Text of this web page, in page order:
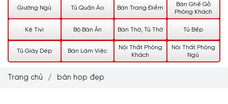
Giường Ngủ Tủ Quần Áo Bàn Trang Điểm
Bàn Ghế Gỗ
Phòng Khách
Kệ Tivi Bộ Bàn Ăn Bàn Thờ, Tủ Thờ Tủ Bếp
Tủ Giày Dép Bàn Làm Việc
Nội Thất Phòng
Khách
Nội Thất Phòng
Ngủ
Trang chủ / bàn họp đẹp